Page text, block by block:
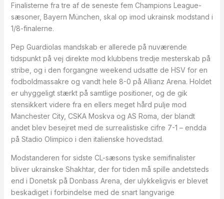
Finalisterne fra tre af de seneste fem Champions League-
sæsoner, Bayern München, skal op imod ukrainsk modstand i
1/8-finalerne.
Pep Guardiolas mandskab er allerede på nuværende
tidspunkt på vej direkte mod klubbens tredje mesterskab på
stribe, og i den forgangne weekend udsatte de HSV for en
fodboldmassakre og vandt hele 8-0 på Allianz Arena. Holdet
er uhyggeligt stærkt på samtlige positioner, og de gik
stensikkert videre fra en ellers meget hård pulje mod
Manchester City, CSKA Moskva og AS Roma, der blandt
andet blev besejret med de surrealistiske cifre 7-1 – endda
på Stadio Olimpico i den italienske hovedstad.
Modstanderen for sidste CL-sæsons tyske semifinalister
bliver ukrainske Shakhtar, der for tiden må spille andetsteds
end i Donetsk på Donbass Arena, der ulykkeligvis er blevet
beskadiget i forbindelse med de snart langvarige